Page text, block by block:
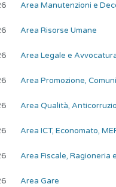
Area Manutenzioni e
Area Risorse Umane
Area Legale e
Area Promozione,
Area Qualità,
Area ICT, Economato,
Area Fiscale, Ragioneria
Area Gare